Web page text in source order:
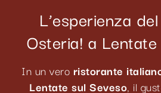
L’esperienza
Osteria! a
In un vero ristorante
Lentate sul Seveso, il